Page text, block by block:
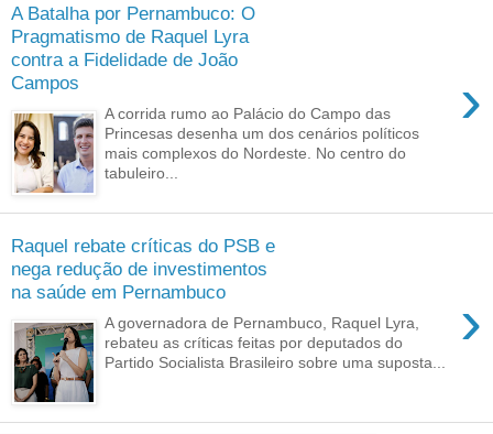
A Batalha por Pernambuco: O
Pragmatismo de Raquel Lyra
contra a Fidelidade de João
Campos
›
A corrida rumo ao Palácio do Campo das
Princesas desenha um dos cenários políticos
mais complexos do Nordeste. No centro do
tabuleiro...
Raquel rebate críticas do PSB e
nega redução de investimentos
na saúde em Pernambuco
›
A governadora de Pernambuco, Raquel Lyra,
rebateu as críticas feitas por deputados do
Partido Socialista Brasileiro sobre uma suposta...